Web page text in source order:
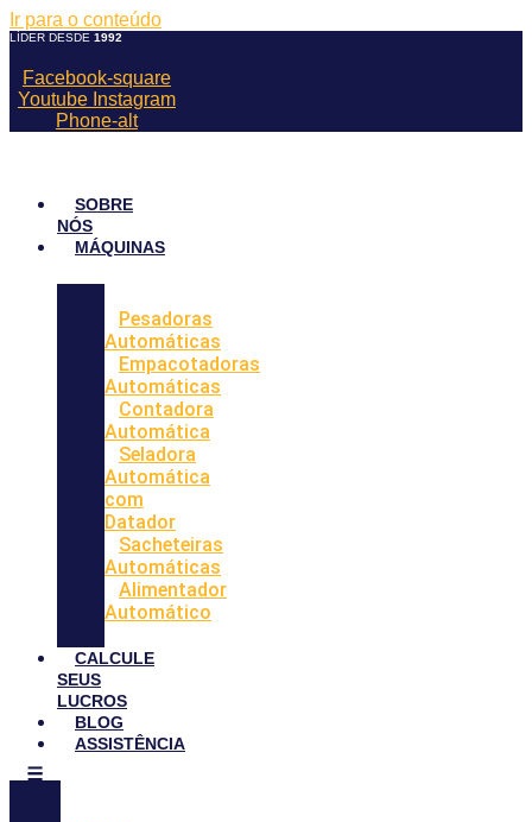
Ir para o conteúdo
LÍDER DESDE 1992
Facebook-square
Youtube Instagram
Phone-alt
SOBRE
NÓS
MÁQUINAS
Pesadoras
Automáticas
Empacotadoras
Automáticas
Contadora
Automática
Seladora
Automática
com
Datador
Sacheteiras
Automáticas
Alimentador
Automático
CALCULE
SEUS
LUCROS
BLOG
ASSISTÊNCIA